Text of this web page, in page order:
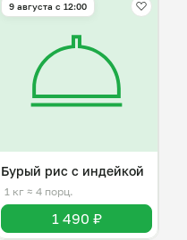
9 августа с 12:00
Бурый рис с индейкой
1 кг ≈ 4 порц.
1 490 ₽